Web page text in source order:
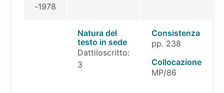
-1978
Natura del
testo in sede
Dattiloscritto:
3
Consistenza
pp. 238
Collocazione
MP/86